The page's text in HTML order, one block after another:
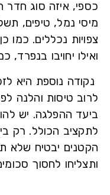
איזה סוג חדר
נמל, טיפים, תשלומים
נכללים. כמו
יחויבו בנפרד, כמו
נוספתהיא לזכור
טיסות והלנה לפני
ההפלגה. יש להוסיף
הכולל. רק בירור
יבטיח שלא תפתיעו
לחסוך סכומים